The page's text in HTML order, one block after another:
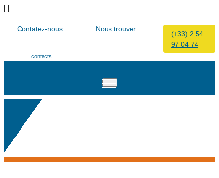
[ [
Contatez-nous
decontacts
Nous trouver
(+33) 2 54
97 04 74